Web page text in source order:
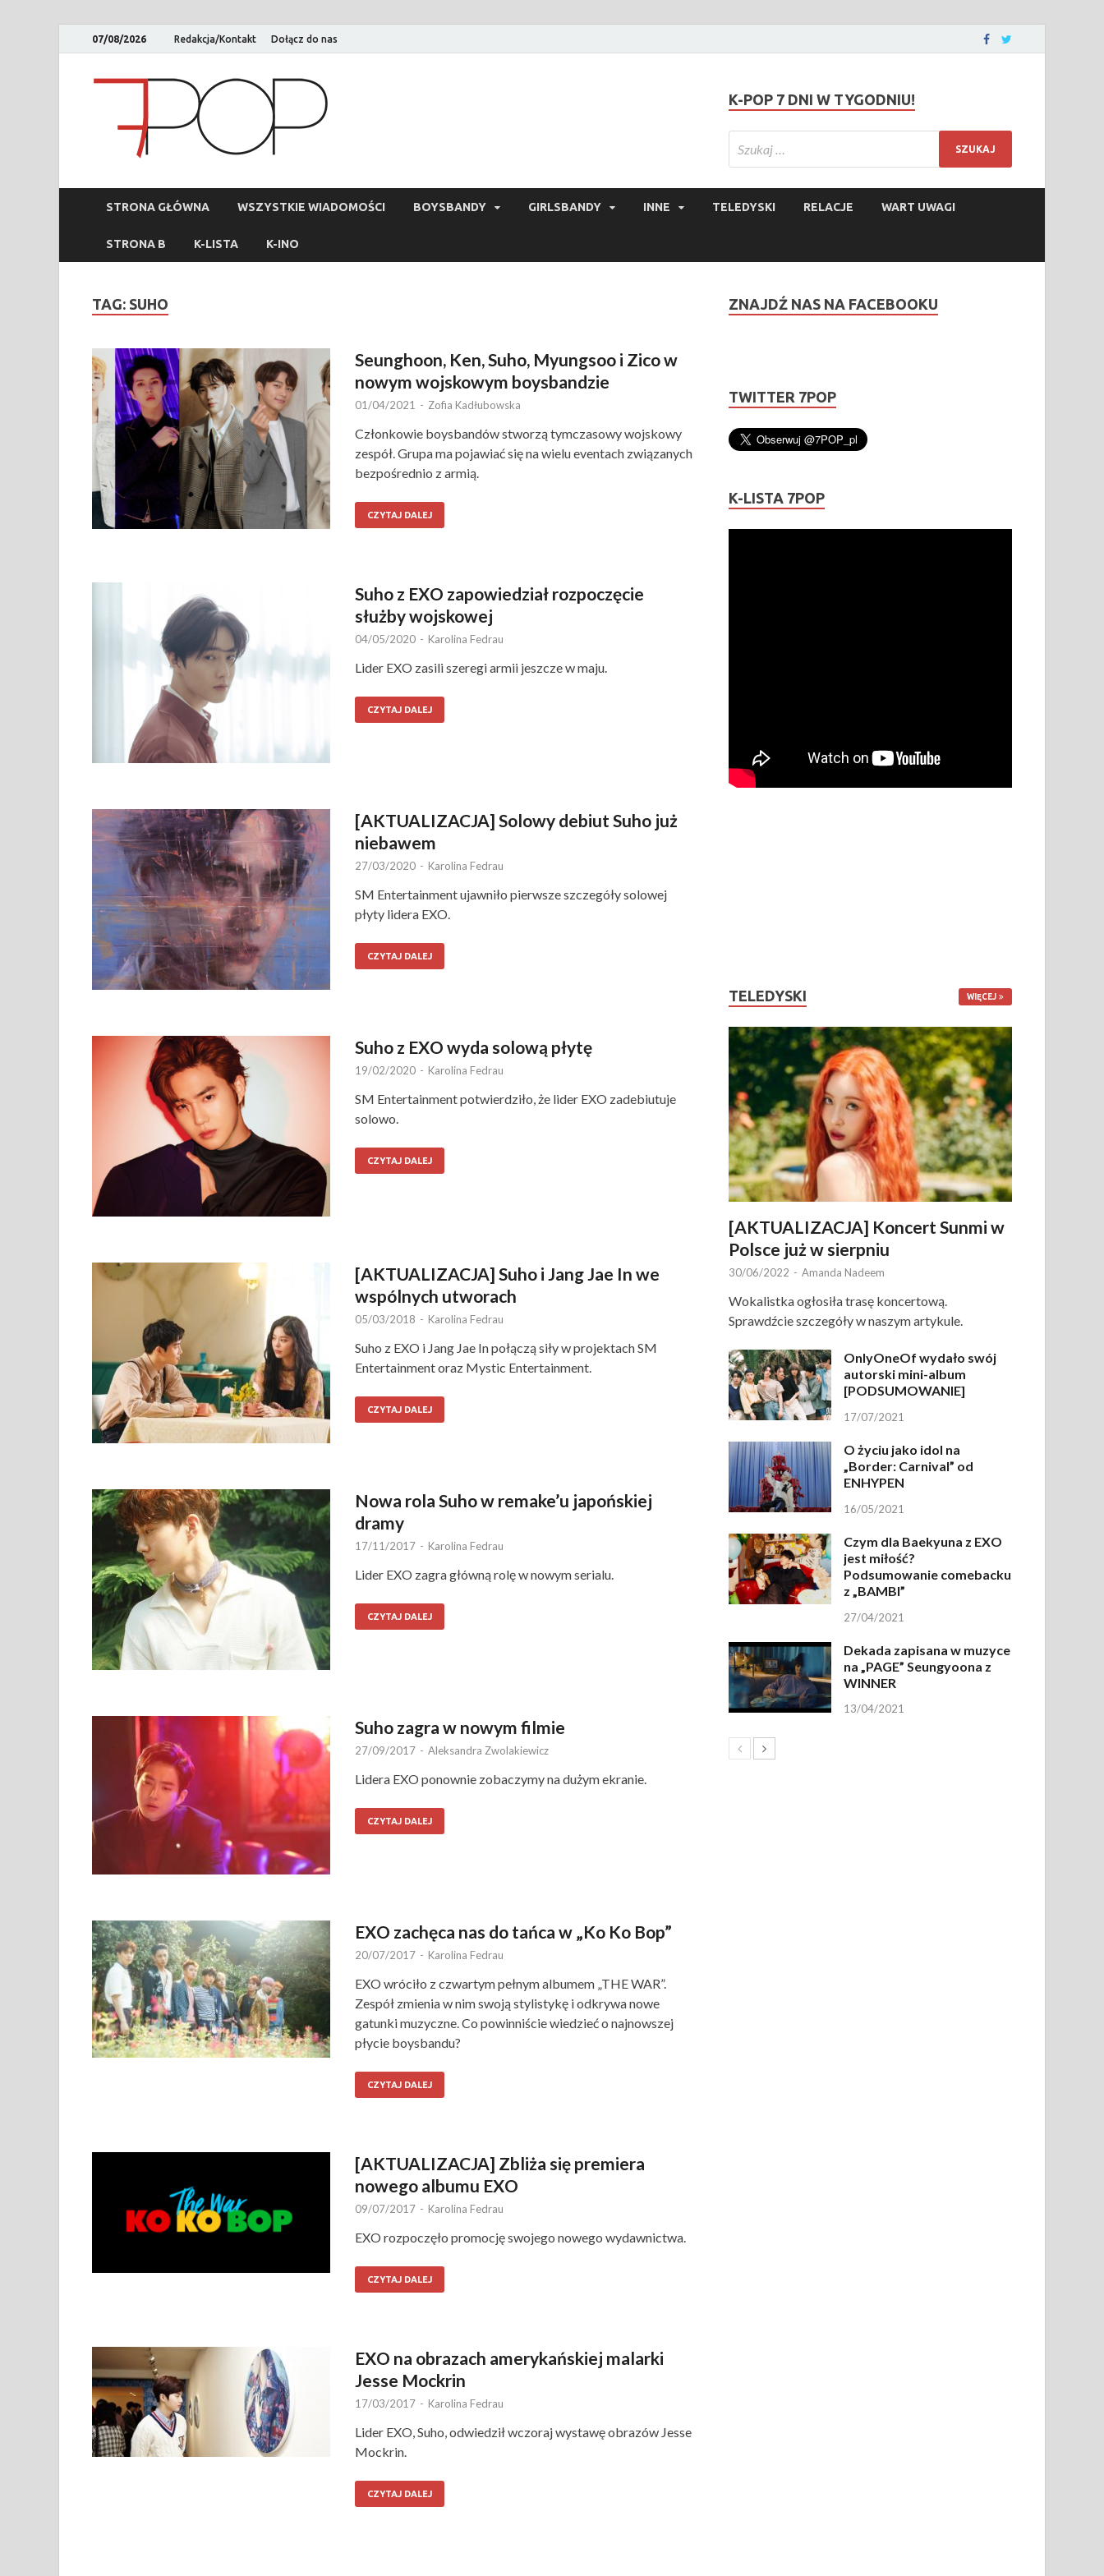
07/08/2026 Redakcja/Kontakt Dołącz do nas
K-POP 7 DNI W TYGODNIU!
STRONA GŁÓWNA WSZYSTKIE WIADOMOŚCI BOYSBANDY GIRLSBANDY INNE TELEDYSKI RELACJE WART UWAGI
STRONA B K-LISTA K-INO
TAG: SUHO
Seunghoon, Ken, Suho, Myungsoo i Zico w
nowym wojskowym boysbandzie
01/04/2021 - Zofia Kadłubowska
Członkowie boysbandów stworzą tymczasowy wojskowy
zespół. Grupa ma pojawiać się na wielu eventach związanych
bezpośrednio z armią.
CZYTAJ DALEJ
Suho z EXO zapowiedział rozpoczęcie
służby wojskowej
04/05/2020 - Karolina Fedrau
Lider EXO zasili szeregi armii jeszcze w maju.
CZYTAJ DALEJ
[AKTUALIZACJA] Solowy debiut Suho już
niebawem
27/03/2020 - Karolina Fedrau
SM Entertainment ujawniło pierwsze szczegóły solowej
płyty lidera EXO.
CZYTAJ DALEJ
Suho z EXO wyda solową płytę
19/02/2020 - Karolina Fedrau
SM Entertainment potwierdziło, że lider EXO zadebiutuje
solowo.
CZYTAJ DALEJ
[AKTUALIZACJA] Suho i Jang Jae In we
wspólnych utworach
05/03/2018 - Karolina Fedrau
Suho z EXO i Jang Jae In połączą siły w projektach SM
Entertainment oraz Mystic Entertainment.
CZYTAJ DALEJ
Nowa rola Suho w remake’u japońskiej
dramy
17/11/2017 - Karolina Fedrau
Lider EXO zagra główną rolę w nowym serialu.
CZYTAJ DALEJ
Suho zagra w nowym filmie
27/09/2017 - Aleksandra Zwolakiewicz
Lidera EXO ponownie zobaczymy na dużym ekranie.
CZYTAJ DALEJ
EXO zachęca nas do tańca w „Ko Ko Bop”
20/07/2017 - Karolina Fedrau
EXO wróciło z czwartym pełnym albumem „THE WAR”.
Zespół zmienia w nim swoją stylistykę i odkrywa nowe
gatunki muzyczne. Co powinniście wiedzieć o najnowszej
płycie boysbandu?
CZYTAJ DALEJ
[AKTUALIZACJA] Zbliża się premiera
nowego albumu EXO
09/07/2017 - Karolina Fedrau
EXO rozpoczęło promocję swojego nowego wydawnictwa.
CZYTAJ DALEJ
EXO na obrazach amerykańskiej malarki
Jesse Mockrin
17/03/2017 - Karolina Fedrau
Lider EXO, Suho, odwiedził wczoraj wystawę obrazów Jesse
Mockrin.
CZYTAJ DALEJ
ZNAJDŹ NAS NA FACEBOOKU
TWITTER 7POP
K-LISTA 7POP
TELEDYSKI WIĘCEJ
[AKTUALIZACJA] Koncert Sunmi w
Polsce już w sierpniu
30/06/2022 - Amanda Nadeem
Wokalistka ogłosiła trasę koncertową.
Sprawdźcie szczegóły w naszym artykule.
OnlyOneOf wydało swój
autorski mini-album
[PODSUMOWANIE]
17/07/2021
O życiu jako idol na
„Border: Carnival” od
ENHYPEN
16/05/2021
Czym dla Baekyuna z EXO
jest miłość?
Podsumowanie comebacku
z „BAMBI”
27/04/2021
Dekada zapisana w muzyce
na „PAGE” Seungyoona z
WINNER
13/04/2021